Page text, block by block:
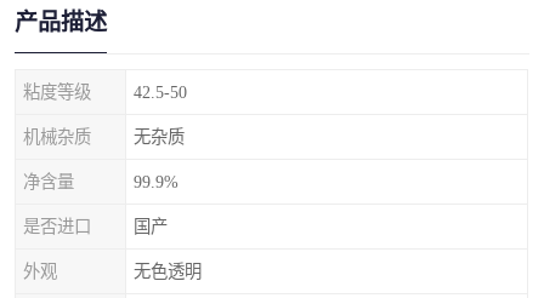
产品描述
粘度等级 42.5-50
机械杂质 无杂质
净含量 99.9%
是否进口 国产
外观 无色透明